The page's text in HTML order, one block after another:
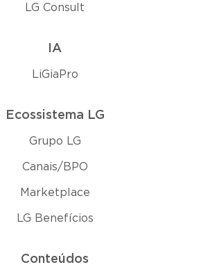
LG Consult
IA
LiGiaPro
Ecossistema LG
Grupo LG
Canais/BPO
Marketplace
LG Benefícios
Conteúdos